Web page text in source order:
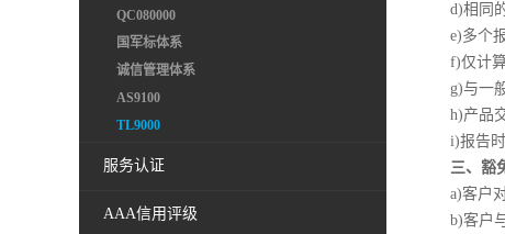
QC080000
国军标体系
诚信管理体系
AS9100
TL9000
服务认证
AAA信用评级
d)相同
e)多个
f)仅计
g)与一
h)产品
i)报告
三、豁
a)客户
b)客户